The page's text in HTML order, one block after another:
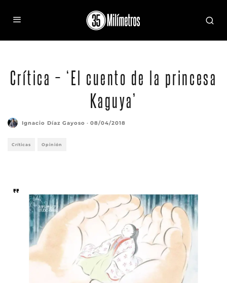
Crítica – ‘El cuento de la princesa
Kaguya’
Ignacio Díaz Gayoso · 08/04/2018
Críticas Opinión